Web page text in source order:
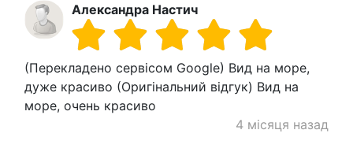
Александра Настич
(Перекладено сервісом Google) Вид на море,
дуже красиво (Оригінальний відгук) Вид на
море, очень красиво
4 місяця назад